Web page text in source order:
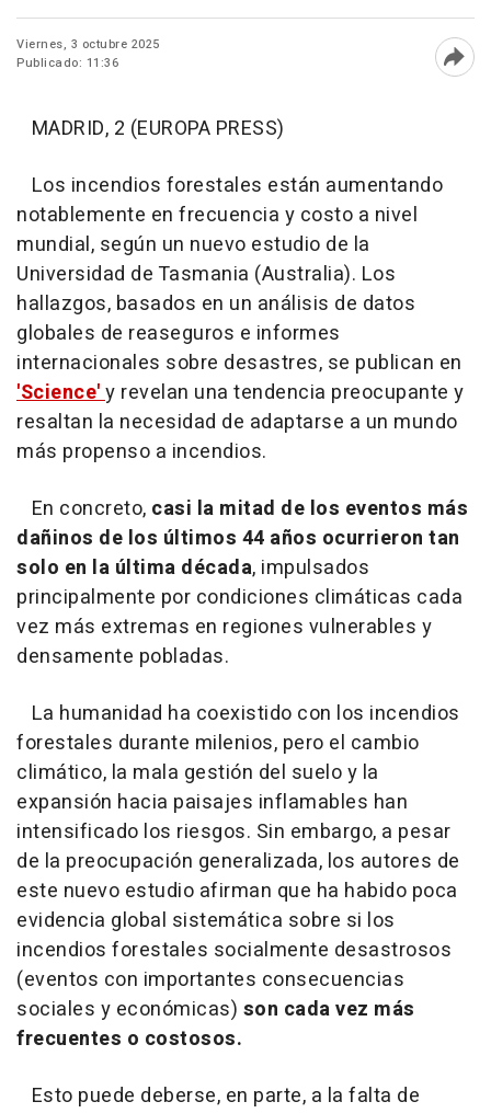
Viernes, 3 octubre 2025
Publicado: 11:36
MADRID, 2 (EUROPA PRESS)
Los incendios forestales están aumentando
notablemente en frecuencia y costo a nivel
mundial, según un nuevo estudio de la
Universidad de Tasmania (Australia). Los
hallazgos, basados en un análisis de datos
globales de reaseguros e informes
internacionales sobre desastres, se publican en
'Science'y revelan una tendencia preocupante y
resaltan la necesidad de adaptarse a un mundo
más propenso a incendios.
En concreto, casi la mitad de los eventos más
dañinos de los últimos 44 años ocurrieron tan
solo en la última década, impulsados
principalmente por condiciones climáticas cada
vez más extremas en regiones vulnerables y
densamente pobladas.
La humanidad ha coexistido con los incendios
forestales durante milenios, pero el cambio
climático, la mala gestión del suelo y la
expansión hacia paisajes inflamables han
intensificado los riesgos. Sin embargo, a pesar
de la preocupación generalizada, los autores de
este nuevo estudio afirman que ha habido poca
evidencia global sistemática sobre si los
incendios forestales socialmente desastrosos
(eventos con importantes consecuencias
sociales y económicas) son cada vez más
frecuentes o costosos.
Esto puede deberse, en parte, a la falta de